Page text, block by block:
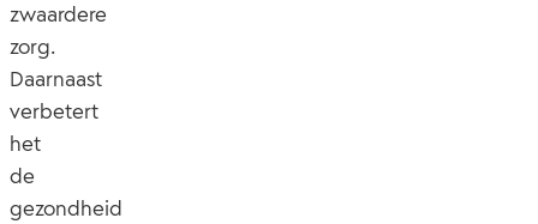
zwaardere
zorg.
Daarnaast
verbetert
het
de
gezondheid